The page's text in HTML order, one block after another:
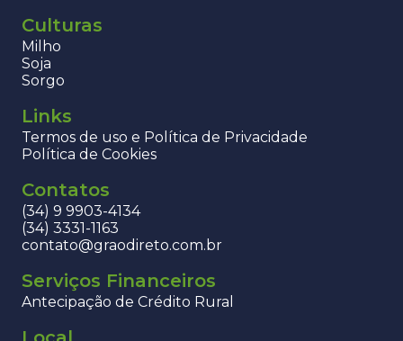
Culturas
Milho
Soja
Sorgo
Links
Termos de uso e Política de Privacidade
Política de Cookies
Contatos
(34) 9 9903-4134
(34) 3331-1163
contato@graodireto.com.br
Serviços Financeiros
Antecipação de Crédito Rural